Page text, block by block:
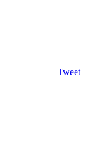
Tweet